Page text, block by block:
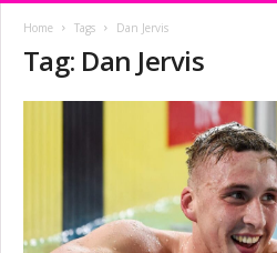
Home Tags Dan Jervis
Tag: Dan Jervis